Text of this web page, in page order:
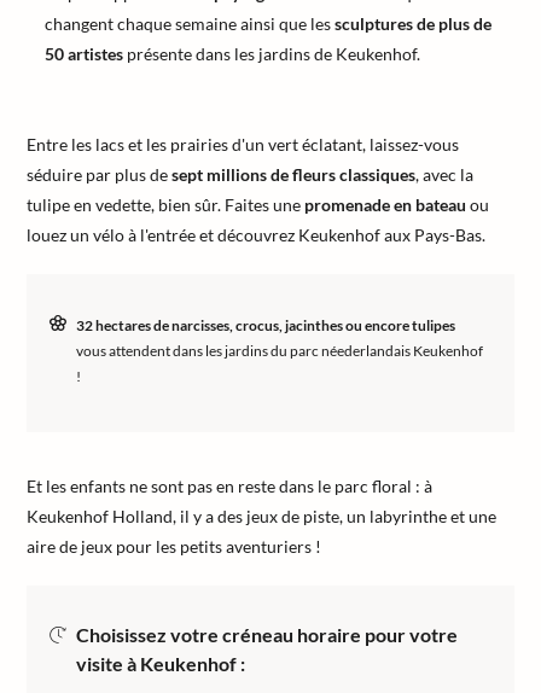
changent chaque semaine ainsi que lessculptures de plus de
50 artistes présente dans les jardins de Keukenhof.
Entre les lacs et les prairies d'un vert éclatant, laissez-vous
séduire par plus desept millions de fleurs classiques, avec la
tulipe en vedette, bien sûr. Faites une promenade en bateau ou
louez un vélo à l'entrée et découvrez Keukenhof aux Pays-Bas.
32 hectares de narcisses, crocus, jacinthes ou encore tulipes
vous attendent dans les jardins du parc néederlandais Keukenhof
!
Et les enfants ne sont pas en reste dans le parc floral : à
Keukenhof Holland, il y a des jeux de piste, un labyrinthe et une
aire de jeux pour les petits aventuriers !
Choisissez votre créneau horaire pour votre
visite à Keukenhof :